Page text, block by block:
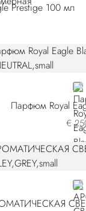
Prestige 100 мл
Парфюм Royal
€